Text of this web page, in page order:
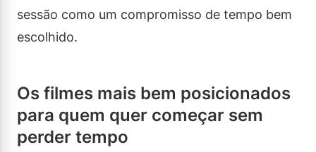
sessão como um compromisso de tempo bem
escolhido.
Os filmes mais bem posicionados
para quem quer começar sem
perder tempo